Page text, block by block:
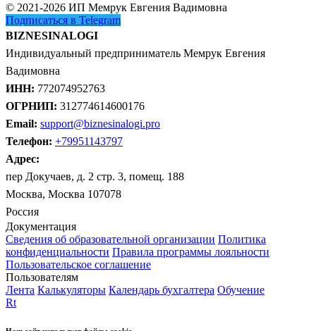
© 2021-2026 ИП Мемрук Евгения Вадимовна
Подписаться в Telegram
BIZNESINALOGI
Индивидуальный предприниматель Мемрук Евгения
Вадимовна
ИНН: 772074952763
ОГРНИП: 312774614600176
Email: support@biznesinalogi.pro
Телефон: +79951143797
Адрес:
пер Докучаев, д. 2 стр. 3, помещ. 188
Москва, Москва 107078
Россия
Документация
Сведения об образовательной организации Политика
конфиденциальности Правила программы лояльности
Пользовательское соглашение
Пользователям
Лента Калькуляторы Календарь бухгалтера Обучение
Rt